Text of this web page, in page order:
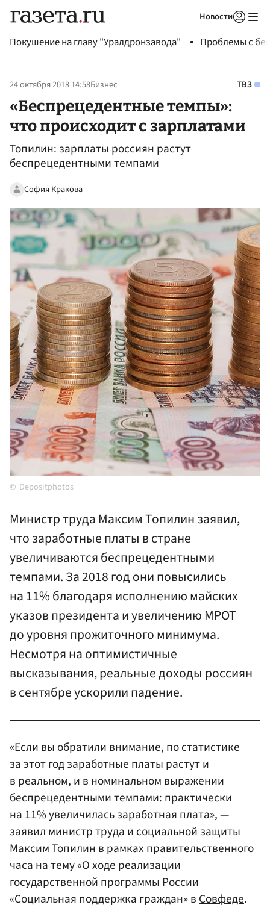
Новости
Покушение на главу "Уралдронзавода" Проблемы с
24 октября 2018 14:58Бизнес ТВЗ
«Беспрецедентные темпы»:
что происходит с зарплатами
Топилин: зарплаты россиян растут
беспрецедентными темпами
София Кракова
Depositphotos
Министр труда Максим Топилин заявил,
что заработные платы в стране
увеличиваются беспрецедентными
темпами. За 2018 год они повысились
на 11% благодаря исполнению майских
указов президента и увеличению МРОТ
до уровня прожиточного минимума.
Несмотря на оптимистичные
высказывания, реальные доходы россиян
в сентябре ускорили падение.
«Если вы обратили внимание, по статистике
за этот год заработные платы растут и
в реальном, и в номинальном выражении
беспрецедентными темпами: практически
на 11% увеличилась заработная плата», —
заявил министр труда и социальной защиты
Максим Топилинв рамках правительственного
часа на тему «О ходе реализации
государственной программы России
«Социальная поддержка граждан» вСовфеде.